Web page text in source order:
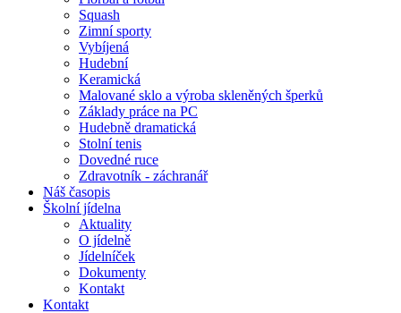
Squash
Zimní sporty
Vybíjená
Hudební
Keramická
Malované sklo a výroba skleněných šperků
Základy práce na PC
Hudebně dramatická
Stolní tenis
Dovedné ruce
Zdravotník - záchranář
Náš časopis
Školní jídelna
Aktuality
O jídelně
Jídelníček
Dokumenty
Kontakt
Kontakt